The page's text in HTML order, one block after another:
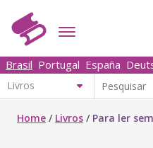
Brasil Portugal España
Home / Livros / Para ler